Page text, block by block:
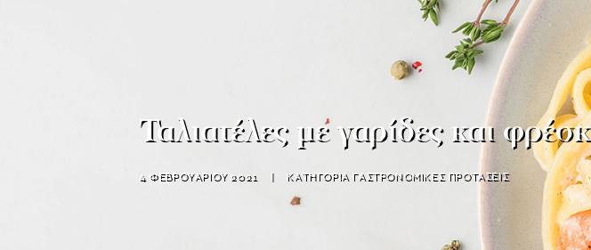
Ταλιατέλες με γαρίδες και
4 ΦΕΒΡΟΥΑΡΙΟΥ 2021 | ΚΑΤΗΓΟΡΙΑ ΓΑΣΤΡΟΝΟΜΙΚΕΣ ΠΡΟΤΑΣΕΙΣ